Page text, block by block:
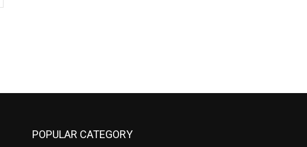
POPULAR CATEGORY